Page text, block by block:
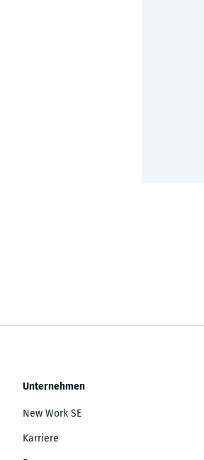
Unternehmen
New Work SE
Karriere